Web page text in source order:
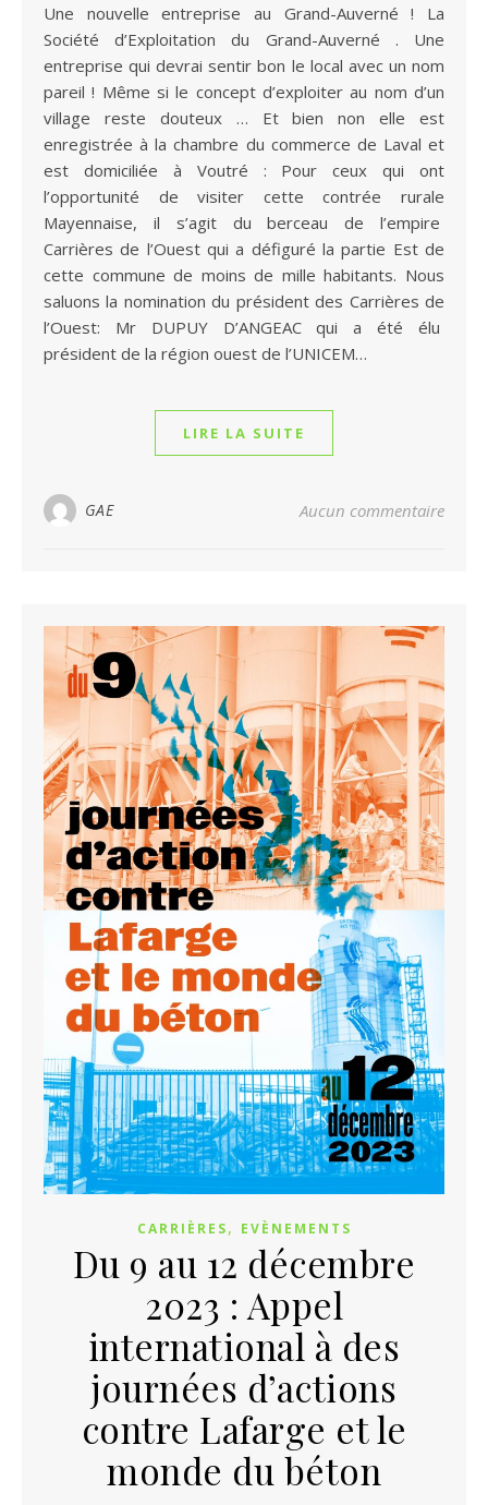
Une nouvelle entreprise au Grand-Auverné ! La
Société d’Exploitation du Grand-Auverné . Une
entreprise qui devrai sentir bon le local avec un nom
pareil ! Même si le concept d’exploiter au nom d’un
village reste douteux … Et bien non elle est
enregistrée à la chambre du commerce de Laval et
est domiciliée à Voutré : Pour ceux qui ont
l’opportunité de visiter cette contrée rurale
Mayennaise, il s’agit du berceau de l’empire
Carrières de l’Ouest qui a défiguré la partie Est de
cette commune de moins de mille habitants. Nous
saluons la nomination du président des Carrières de
l’Ouest: Mr DUPUY D’ANGEAC qui a été élu
président de la région ouest de l’UNICEM…
LIRE LA SUITE
GAE Aucun commentaire
CARRIÈRES, EVÈNEMENTS
Du 9 au 12 décembre
2023 : Appel
international à des
journées d’actions
contre Lafarge et le
monde du béton